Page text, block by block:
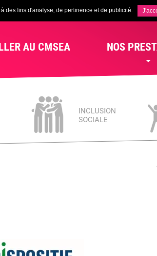
AU CMSEA NOS
INCLUSION
SOCIALE
des fins d'analyse, de pertinence et de publicité.